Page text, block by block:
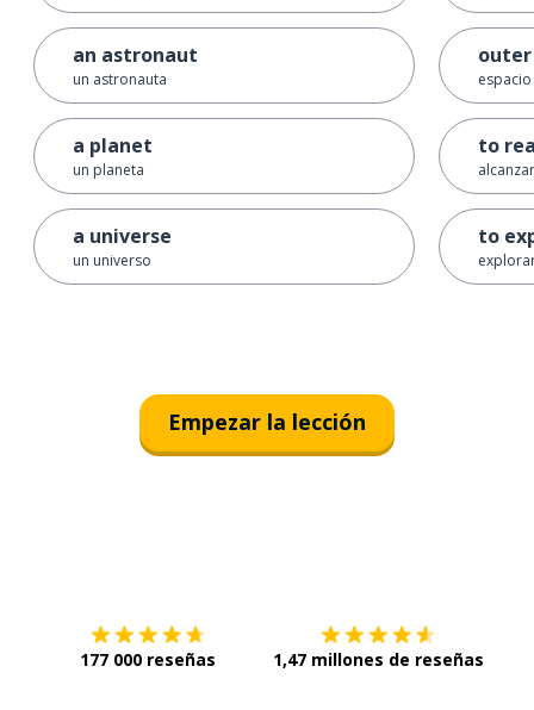
an astronaut
un astronauta
a planet
un planeta
a universe
un universo
outer
to
alcanzar
to
Empezar la lección
177 000 reseñas 1,47 millones de reseñas